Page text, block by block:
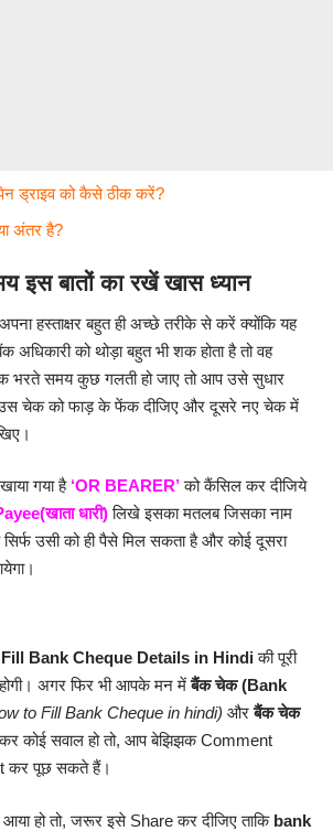
पेन ड्राइव को कैसे ठीक करें?
अंतर है?
इस बातों का रखें खास ध्यान
हस्ताक्षर बहुत ही अच्छे तरीके से करें क्योंकि यह
अधिकारी को थोड़ा बहुत भी शक होता है तो वह
भरते समय कुछ गलती हो जाए तो आप उसे सुधार
चेक को फाड़ के फेंक दीजिए और दूसरे नए चेक में
गया है ‘OR BEARER’को कैंसिल कर दीजिये
धारी)लिखे इसका मतलब जिसका नाम
उसी को ही पैसे मिल सकता है और कोई दूसरा
Fill Bank Cheque Details in Hindiकी पूरी
होगी। अगर फिर भी आपके मन मेंबैंक चेक (Bank
to Fill Bank Cheque in hindi) औरबैंक चेक
कोई सवाल हो तो, आप बेझिझक Comment
कर पूछ सकते हैं।
हो तो, जरूर इसे Share कर दीजिए ताकिbank